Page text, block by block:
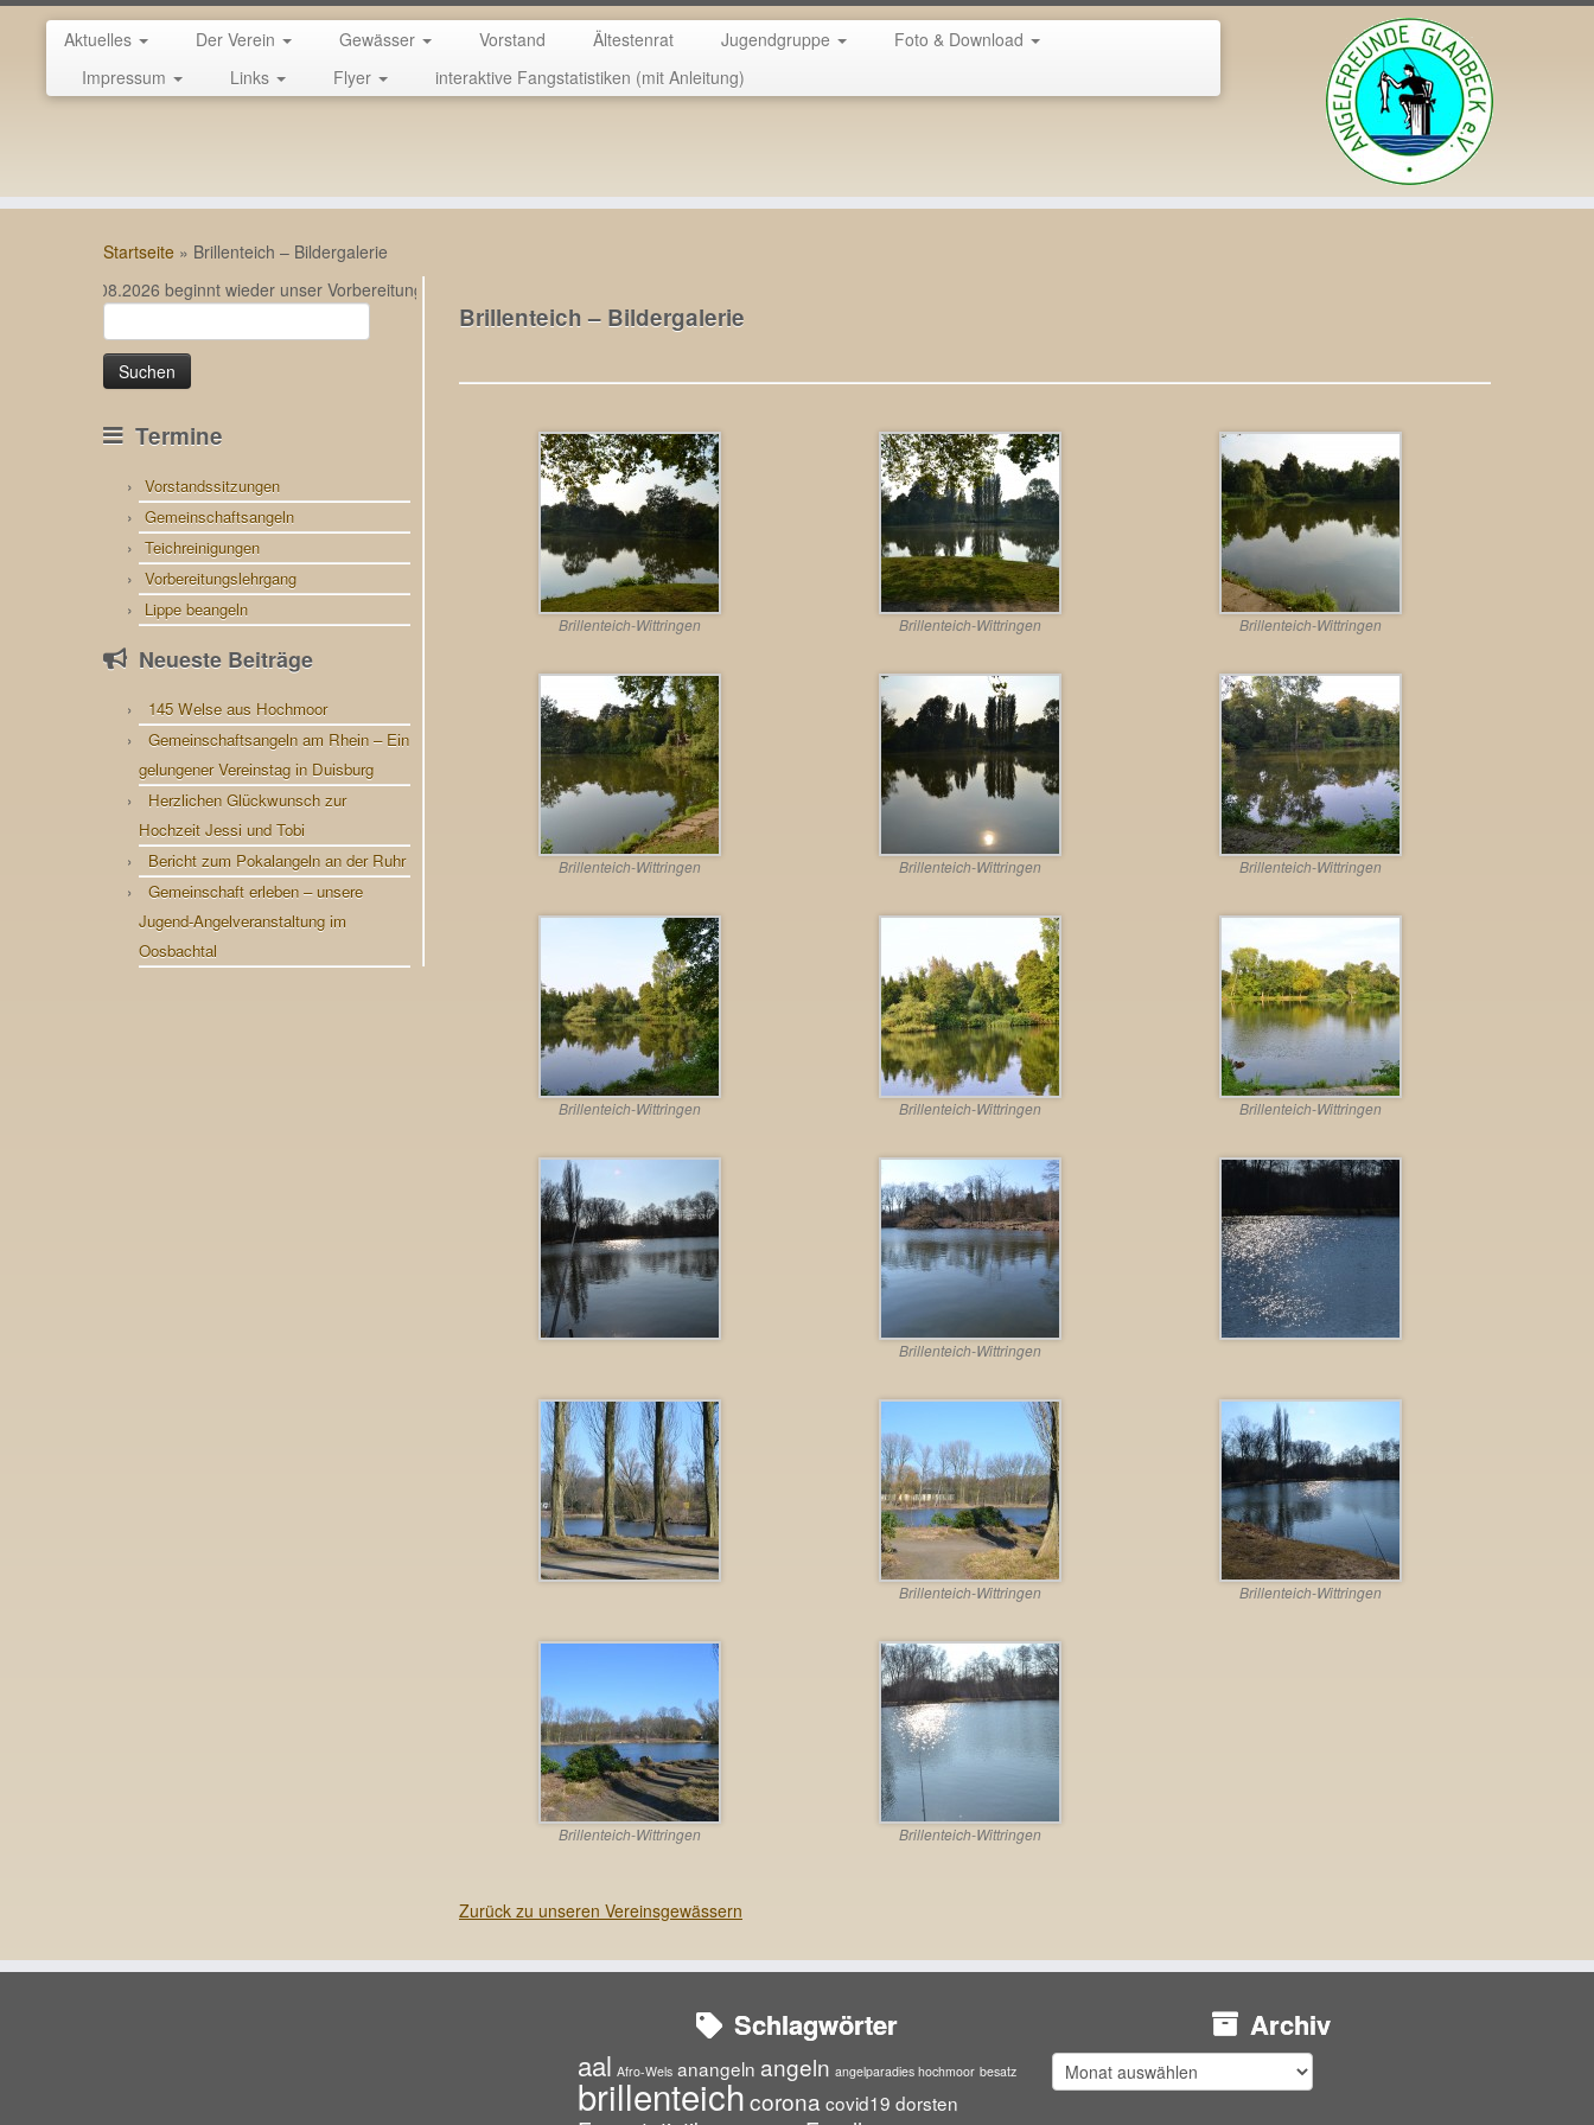
Aktuelles Der Verein Gewässer Vorstand Ältestenrat Jugendgruppe
Foto & Download
Impressum
Links Flyer interaktive Fangstatistiken (mit Anleitung)
Startseite » Brillenteich – Bildergalerie
24.08.2026 beginnt wieder unser Vorbereitungslehrgang für die Fischerprüfung.
nach:
Termine
Vorstandssitzungen
Gemeinschaftsangeln
Teichreinigungen
Vorbereitungslehrgang
Lippe beangeln
Neueste Beiträge
145 Welse aus Hochmoor
Gemeinschaftsangeln am Rhein – Ein
gelungener Vereinstag in Duisburg
Herzlichen Glückwunsch zur
Hochzeit Jessi und Tobi
Bericht zum Pokalangeln an der Ruhr
Gemeinschaft erleben – unsere
Jugend-Angelveranstaltung im
Oosbachtal
Brillenteich – Bildergalerie
Brillenteich-Wittringen Brillenteich-Wittringen Brillenteich-Wittringen
Brillenteich-Wittringen Brillenteich-Wittringen Brillenteich-Wittringen
Brillenteich-Wittringen Brillenteich-Wittringen Brillenteich-Wittringen
Brillenteich-Wittringen
Brillenteich-Wittringen Brillenteich-Wittringen
Brillenteich-Wittringen Brillenteich-Wittringen
Zurück zu unseren Vereinsgewässern
Schlagwörter
aal Afro-Wels anangeln angeln angelparadies hochmoor besatz
brillenteichcorona covid19 dorsten
Archiv
Archiv